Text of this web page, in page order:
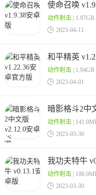
使命召唤
动作射击| 1.97GB
 2023-04-11
和平精英
动作射击| 1.94GB
 2023-04-01
暗影格斗2中
动作射击|
 2023-03-30
我功夫特牛
动作射击|
 2023-03-30